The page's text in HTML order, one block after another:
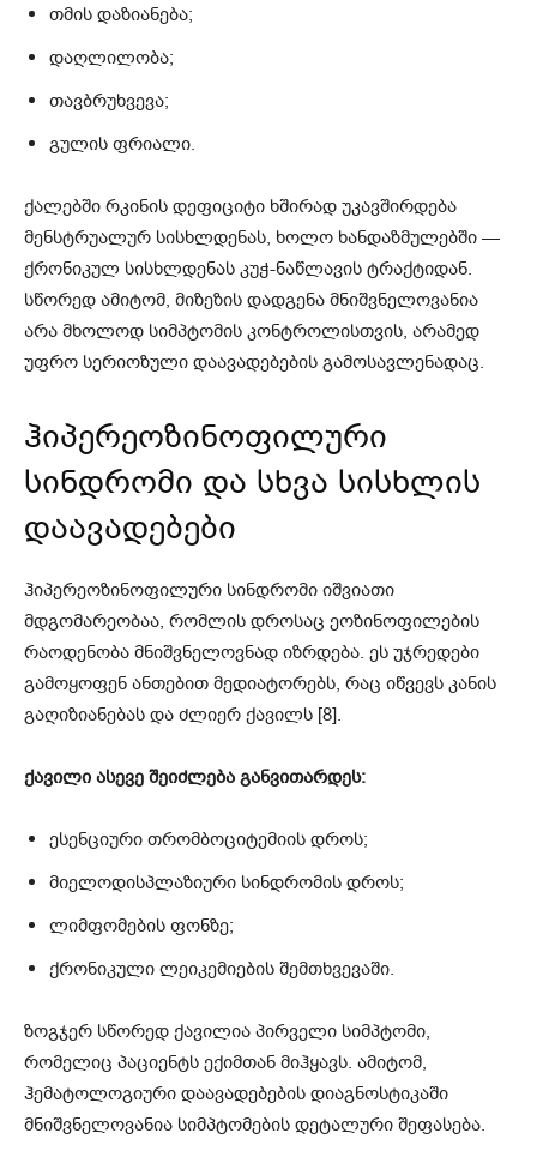
თმის დაზიანება;
დაღლილობა;
თავბრუხვევა;
გულის ფრიალი.
ქალებში რკინის დეფიციტი ხშირად უკავშირდება
მენსტრუალურ სისხლდენას, ხოლო ხანდაზმულებში —
ქრონიკულ სისხლდენას კუჭ-ნაწლავის ტრაქტიდან.
სწორედ ამიტომ, მიზეზის დადგენა მნიშვნელოვანია
არა მხოლოდ სიმპტომის კონტროლისთვის, არამედ
უფრო სერიოზული დაავადებების გამოსავლენადაც.
ჰიპერეოზინოფილური
სინდრომი და სხვა სისხლის
დაავადებები
ჰიპერეოზინოფილური სინდრომი იშვიათი
მდგომარეობაა, რომლის დროსაც ეოზინოფილების
რაოდენობა მნიშვნელოვნად იზრდება. ეს უჯრედები
გამოყოფენ ანთებით მედიატორებს, რაც იწვევს კანის
გაღიზიანებას და ძლიერ ქავილს [8].
ქავილი ასევე შეიძლება განვითარდეს:
ესენციური თრომბოციტემიის დროს;
მიელოდისპლაზიური სინდრომის დროს;
ლიმფომების ფონზე;
ქრონიკული ლეიკემიების შემთხვევაში.
ზოგჯერ სწორედ ქავილია პირველი სიმპტომი,
რომელიც პაციენტს ექიმთან მიჰყავს. ამიტომ,
ჰემატოლოგიური დაავადებების დიაგნოსტიკაში
მნიშვნელოვანია სიმპტომების დეტალური შეფასება.